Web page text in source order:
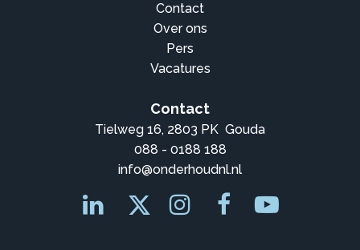
Contact
Over ons
Pers
Vacatures
Contact
Tielweg 16, 2803 PK Gouda
088 - 0188 188
info@onderhoudnl.nl